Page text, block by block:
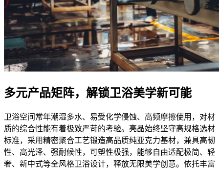
多元产品矩阵，解锁卫浴美学新可能
卫浴空间常年潮湿多水、易受化学侵蚀、高频摩擦使用，对材
质的综合性能有着极致严苛的考验。亮晶始终坚守高规格选材
标准，采用精密聚合工艺锻造高品质纯亚克力基材，兼具高韧
性、高光泽、强耐候性，可塑性极强，能够自由适配极简、轻
奢、新中式等全风格卫浴设计，释放无限美学创意。依托丰富